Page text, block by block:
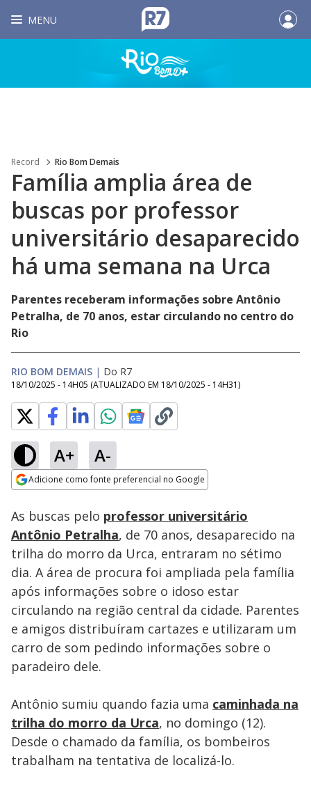
MENU
Record Rio Bom Demais
Família amplia área de
buscas por professor
universitário desaparecido
há uma semana na Urca
Parentes receberam informações sobre Antônio
Petralha, de 70 anos, estar circulando no centro do
Rio
RIO BOM DEMAIS | Do R7
18/10/2025 - 14H05 (ATUALIZADO EM 18/10/2025 - 14H31)
A+ A-
Adicione como fonte preferencial no Google
Ativar
Loaded
25.82%
As buscas pelo professor universitário
Antônio Petralha, de 70 anos, desaparecido na
trilha do morro da Urca, entraram no sétimo
dia. A área de procura foi ampliada pela família
após informações sobre o idoso estar
circulando na região central da cidade. Parentes
e amigos distribuíram cartazes e utilizaram um
carro de som pedindo informações sobre o
paradeiro dele.
Antônio sumiu quando fazia uma caminhada na
trilha do morro da Urca, no domingo (12).
Desde o chamado da família, os bombeiros
trabalham na tentativa de localizá-lo.